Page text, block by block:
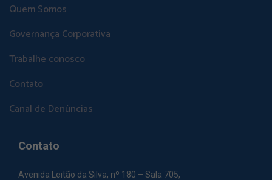
Quem Somos
Governança Corporativa
Trabalhe conosco
Contato
Canal de Denúncias
Contato
Avenida Leitão da Silva, nº 180 – Sala 705,